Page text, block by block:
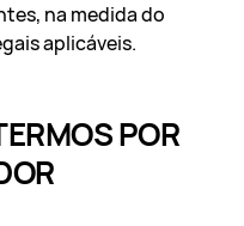
na medida do
aplicáveis.
POR